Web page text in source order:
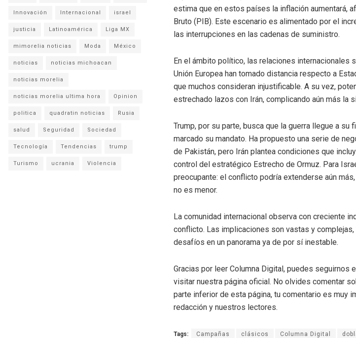
estima que en estos países la inflación aumentará,
Bruto (PIB). Este escenario es alimentado por el
las interrupciones en las cadenas de suministro.
En el ámbito político, las relaciones internacionales
Unión Europea han tomado distancia respecto a
que muchos consideran injustificable. A su vez,
estrechado lazos con Irán, complicando aún más la
Trump, por su parte, busca que la guerra llegue a su
marcado su mandato. Ha propuesto una serie de
de Pakistán, pero Irán plantea condiciones que
control del estratégico Estrecho de Ormuz. Para
preocupante: el conflicto podría extenderse aún
no es menor.
La comunidad internacional observa con creciente
conflicto. Las implicaciones son vastas y
desafíos en un panorama ya de por sí inestable.
Gracias por leer Columna Digital, puedes seguirnos
visitar nuestra página oficial. No olvides comentar
parte inferior de esta página, tu comentario es muy
redacción y nuestros lectores.
Tags: Campañas clásicos Columna Digital
Innovación Internacional israel
justicia Latinoamérica Liga MX
mimorelia noticias Moda México
noticias noticias michoacan
noticias morelia
noticias morelia ultima hora Opinion
politica quadratin noticias Rusia
salud Seguridad Sociedad
Tecnología Tendencias trump
Turismo ucrania Violencia